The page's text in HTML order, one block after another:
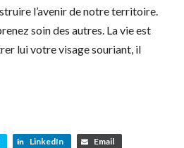
l’avenir de notre territoire.
soin des autres. La vie est
lui votre visage souriant, il
LinkedIn Email